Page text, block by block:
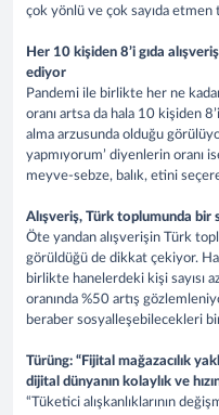
çok yönlü ve çok sayıda etmen
Her 10 kişiden 8’i gıda
ediyor
Pandemi ile birlikte her ne
oranı artsa da hala 10 kişiden
alma arzusunda olduğu
yapmıyorum’ diyenlerin oranı
meyve-sebze, balık, etini
Alışveriş, Türk toplumunda bir
Öte yandan alışverişin Türk
görüldüğü de dikkat çekiyor.
birlikte hanelerdeki kişi sayısı
oranında %50 artış
beraber sosyalleşebilecekleri
Türüng: “Fijital mağazacılık
dijital dünyanın kolaylık ve
“Tüketici alışkanlıklarının